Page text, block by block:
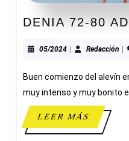
DENIA 72-80
05/202405/2024Redacción
Buen comienzo del alevín
muy intenso y muy bonito el
LEER MÁSLEER
MÁS